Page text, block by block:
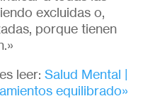
excluidas o,
porque tienen
leer:Salud Mental |
equilibrado»